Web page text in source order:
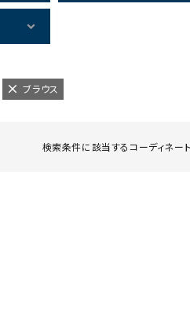
ブラウス
検索条件に該当するコーディネー